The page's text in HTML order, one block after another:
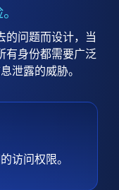
的问题而设计，当
有身份都需要广泛
泄露的威胁。
访问权限。